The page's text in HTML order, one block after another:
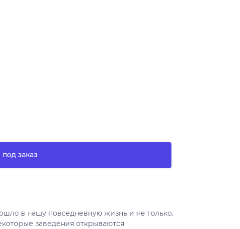
заказ
в нашу повседневную жизнь и не только.
заведения открываются